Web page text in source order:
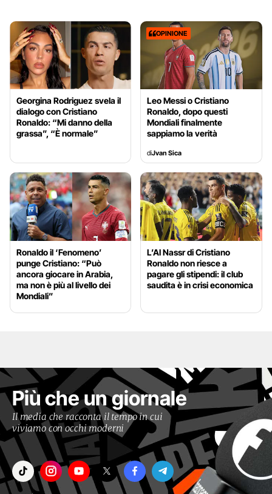
Georgina Rodriguez svela il
dialogo con Cristiano
Ronaldo: “Mi danno della
grassa”, “È normale”
OPINIONE
Leo Messi o Cristiano
Ronaldo, dopo questi
Mondiali finalmente
sappiamo la verità
diJvan Sica
Ronaldo il ‘Fenomeno’
punge Cristiano: “Può
ancora giocare in Arabia,
ma non è più al livello dei
Mondiali”
L’Al Nassr di Cristiano
Ronaldo non riesce a
pagare gli stipendi: il club
saudita è in crisi economica
Più che un giornale
Il media che racconta il tempo in cui
viviamo con occhi moderni